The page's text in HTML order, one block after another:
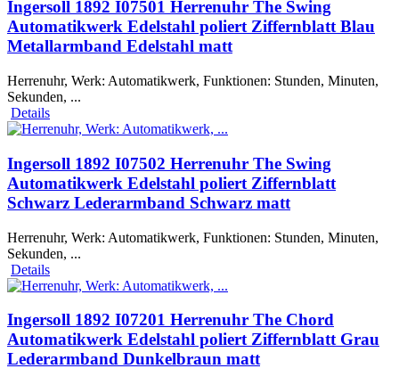
Ingersoll 1892 I07501 Herrenuhr The Swing
Automatikwerk Edelstahl poliert Ziffernblatt Blau
Metallarmband Edelstahl matt
Herrenuhr, Werk: Automatikwerk, Funktionen: Stunden, Minuten,
Sekunden, ...
Details
Ingersoll 1892 I07502 Herrenuhr The Swing
Automatikwerk Edelstahl poliert Ziffernblatt
Schwarz Lederarmband Schwarz matt
Herrenuhr, Werk: Automatikwerk, Funktionen: Stunden, Minuten,
Sekunden, ...
Details
Ingersoll 1892 I07201 Herrenuhr The Chord
Automatikwerk Edelstahl poliert Ziffernblatt Grau
Lederarmband Dunkelbraun matt